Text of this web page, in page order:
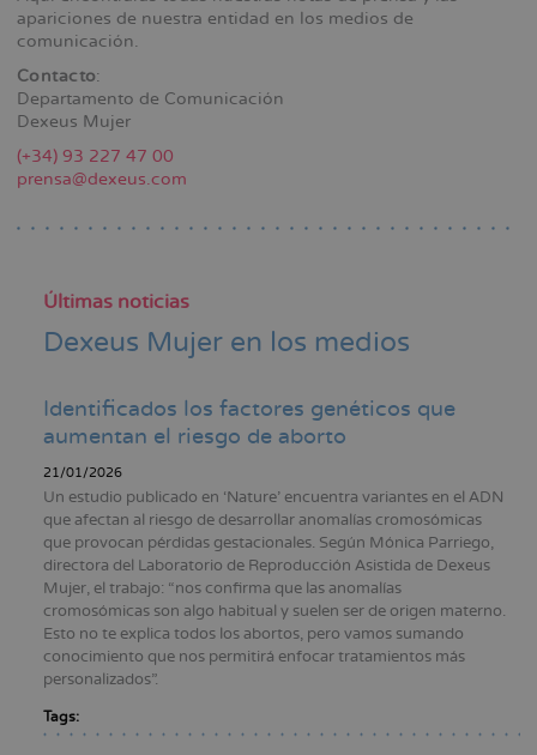
la
navegación
apariciones de nuestra entidad en los medios de
comunicación.
Contacto:
Departamento de Comunicación
Dexeus Mujer
(+34) 93 227 47 00
prensa@dexeus.com
Últimas noticias
Dexeus Mujer en los medios
Identificados los factores genéticos que
aumentan el riesgo de aborto
21/01/2026
Un estudio publicado en ‘Nature’ encuentra variantes en el ADN
que afectan al riesgo de desarrollar anomalías cromosómicas
que provocan pérdidas gestacionales. Según Mónica Parriego,
directora del Laboratorio de Reproducción Asistida de Dexeus
Mujer, el trabajo: “nos confirma que las anomalías
cromosómicas son algo habitual y suelen ser de origen materno.
Esto no te explica todos los abortos, pero vamos sumando
conocimiento que nos permitirá enfocar tratamientos más
personalizados”.
Tags: